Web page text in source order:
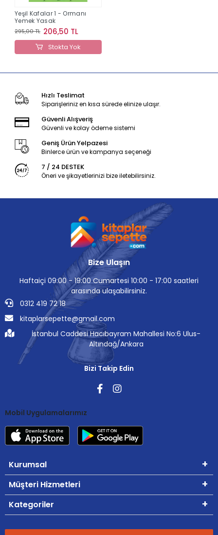
Yeşil Kafalar 1 - Ormanı
Yemek Yasak
295,00 TL 206,50 TL
Stokta Yok
Hızlı Teslimat
Siparişleriniz en kısa sürede elinize ulaşır.
Güvenli Alışveriş
Güvenli ve kolay ödeme sistemi
Geniş Ürün Yelpazesi
Binlerce ürün ve kampanya seçeneği
7 / 24 DESTEK
Öneri ve şikayetlerinizi bize iletebilirsiniz.
Bize Ulaşın
Haftaiçi 09:00 - 19:00 Cumartesi 10:00 - 17:00 saatleri
arasında ulaşabilirsiniz.
0312 419 72 18
kitaplarsepette@gmail.com
İstanbul Caddesi Hacıbayram Mahallesi No:6 Ulus-
Altındağ/Ankara
Bizi Takip Edin
Mobil Uygulamalarımız
Kurumsal
Müşteri Hizmetleri
Kategoriler